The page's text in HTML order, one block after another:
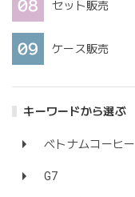
セット販売
ケース販売
キーワードから選ぶ
ベトナムコーヒー
G7